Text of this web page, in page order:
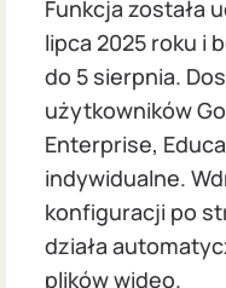
Funkcja została
lipca 2025 roku i
do 5 sierpnia.
użytkowników
Enterprise,
indywidualne.
konfiguracji po
działa
plików wideo.